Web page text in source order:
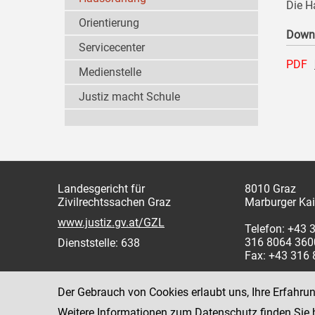
Die
PDF
Orientierung
Servicecenter
Medienstelle
Justiz macht Schule
Landesgericht für
Zivilrechtssachen Graz
www.justiz.gv.at/GZL
Dienststelle: 638
8010 Graz
Marburger
Telefon: +43
316 8064
Fax: +43 316
Der Gebrauch von Cookies erlaubt uns, Ihre